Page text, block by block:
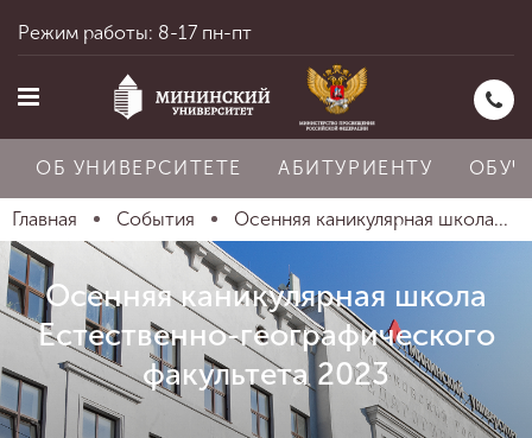
Главная
Об университете
Режим работы: 8-17 пн-пт
ОБ УНИВЕРСИТЕТЕ АБИТУРИЕНТУ
Главная События Осенняя каникулярная школа...
Осенняя каникулярная школа
Естественно-географического
факультета 2023